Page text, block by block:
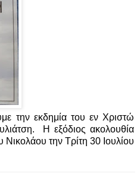
εκδημία του εν Χριστώ
Η εξόδιος ακολουθία
την Τρίτη 30 Ιουλίου